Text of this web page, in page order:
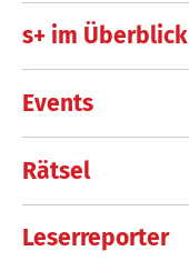
s+ im Überblick
Events
Rätsel
Leserreporter